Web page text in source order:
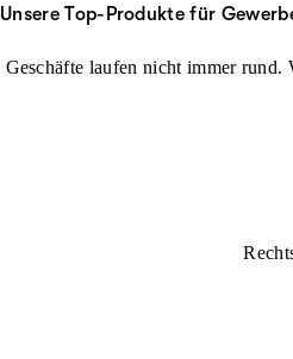
Unsere Top-Produkte für
Geschäfte laufen nicht immer rund.